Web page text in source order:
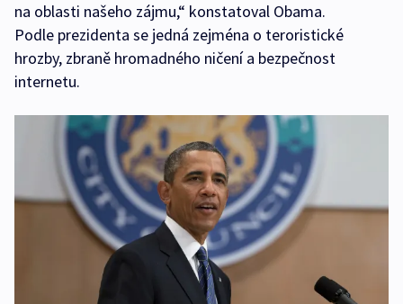
na oblasti našeho zájmu,“ konstatoval Obama.
Podle prezidenta se jedná zejména o teroristické
hrozby, zbraně hromadného ničení a bezpečnost
internetu.